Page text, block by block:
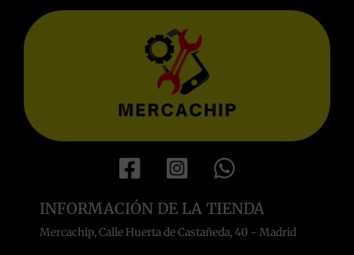
INFORMACIÓN DE LA TIENDA
Mercachip, Calle Huerta de Castañeda, 40 - Madrid